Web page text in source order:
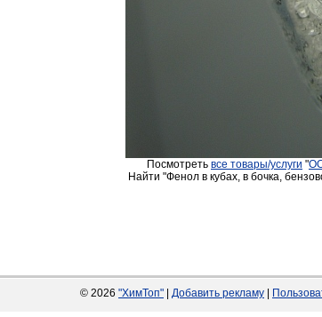
Посмотреть все товары/услуги "
Найти "Фенол в кубах, в бочка,
© 2026 "ХимТоп" Добавить рекламу